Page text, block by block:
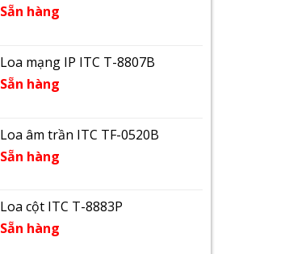
Sẵn hàng
Loa mạng IP ITC T-8807B
Sẵn hàng
Loa âm trần ITC TF-0520B
Sẵn hàng
Loa cột ITC T-8883P
Sẵn hàng